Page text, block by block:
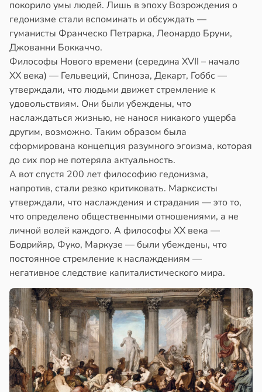
покорило умы людей. Лишь в эпоху Возрождения о
гедонизме стали вспоминать и обсуждать —
гуманисты Франческо Петрарка, Леонардо Бруни,
Джованни Боккаччо.
Философы Нового времени (середина XVII – начало
XX века) — Гельвеций, Спиноза, Декарт, Гоббс —
утверждали, что людьми движет стремление к
удовольствиям. Они были убеждены, что
наслаждаться жизнью, не нанося никакого ущерба
другим, возможно. Таким образом была
сформирована концепция разумного эгоизма, которая
до сих пор не потеряла актуальность.
А вот спустя 200 лет философию гедонизма,
напротив, стали резко критиковать. Марксисты
утверждали, что наслаждения и страдания — это то,
что определено общественными отношениями, а не
личной волей каждого. А философы XX века —
Бодрийяр, Фуко, Маркузе — были убеждены, что
постоянное стремление к наслаждениям —
негативное следствие капиталистического мира.